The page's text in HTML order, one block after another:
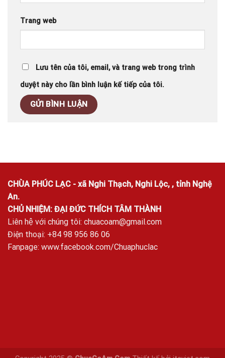
Trang web
Lưu tên của tôi, email, và trang web trong trình
duyệt này cho lần bình luận kế tiếp của tôi.
CHÙA PHÚC LẠC - xã Nghi Thạch, Nghi Lộc, , tỉnh Nghệ
An.
CHỦ NHIỆM: ĐẠI ĐỨC THÍCH TÂM THÀNH
Liên hệ với chúng tôi: chuacoam@gmail.com
Điện thoại: +84 98 956 86 06
Fanpage: www.facebook.com/Chuaphuclac